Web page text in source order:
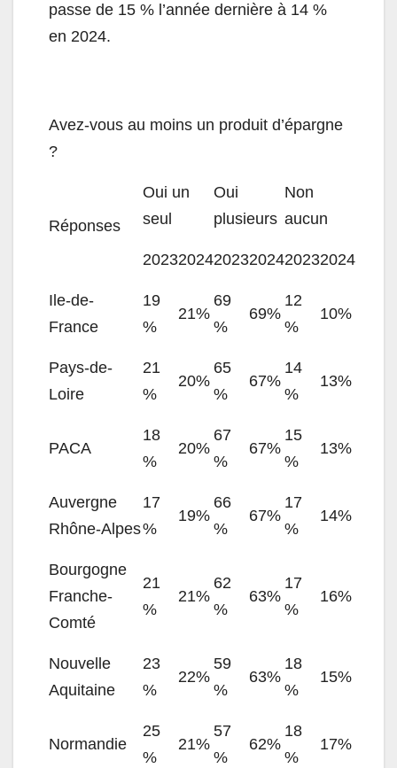
passe de 15 % l’année dernière à 14 %
en 2024.
Avez-vous au moins un produit d’épargne
?
Réponses
Oui un
seul
Oui
plusieurs
Non
aucun
202320242023202420232024
Ile-de-
France
19
%
21%
69
%
69%
12
%
10%
Pays-de-
Loire
21
%
20%
65
%
67%
14
%
13%
PACA
18
%
20%
67
%
67%
15
%
13%
Auvergne
Rhône-Alpes
17
%
19%
66
%
67%
17
%
14%
Bourgogne
Franche-
Comté
21
%
21%
62
%
63%
17
%
16%
Nouvelle
Aquitaine
23
%
22%
59
%
63%
18
%
15%
Normandie
25
%
21%
57
%
62%
18
%
17%